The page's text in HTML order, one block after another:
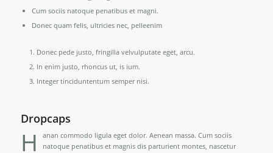
Cum sociis natoque penatibus et magni.
Donec quam felis, ultricies nec, pelleenim
Donec pede justo, fringilla velvulputate eget, arcu.
In enim justo, rhoncus ut, is ium.
Integer tinciduntentum semper nisi.
Dropcaps
H
anan commodo ligula eget dolor. Aenean massa. Cum sociis
natoque penatibus et magnis dis parturient montes, nascetur